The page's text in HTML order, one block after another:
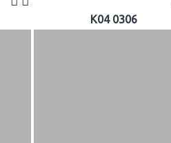
K04 0306